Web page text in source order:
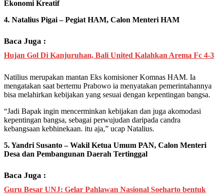
Ekonomi Kreatif
4. Natalius Pigai – Pegiat HAM, Calon Menteri HAM
Baca Juga :
Hujan Gol Di Kanjuruhan, Bali United Kalahkan Arema Fc 4-3
Natilius merupakan mantan Eks komisioner Komnas HAM. Ia
mengatakan saat bertemu Prabowo ia menyatakan pemerintahannya
bisa melahirkan kebijakan yang sesuai dengan kepentingan bangsa.
“Jadi Bapak ingin mencerminkan kebijakan dan juga akomodasi
kepentingan bangsa, sebagai perwujudan daripada candra
kebangsaan kebhinekaan. itu aja,” ucap Natalius.
5. Yandri Susanto – Wakil Ketua Umum PAN, Calon Menteri
Desa dan Pembangunan Daerah Tertinggal
Baca Juga :
Guru Besar UNJ: Gelar Pahlawan Nasional Soeharto bentuk